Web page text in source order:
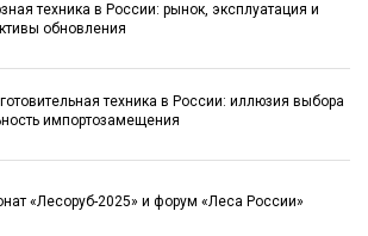
техника в России: рынок, эксплуатация и
обновления
техника в России: иллюзия выбора
импортозамещения
«Лесоруб-2025» и форум «Леса России»